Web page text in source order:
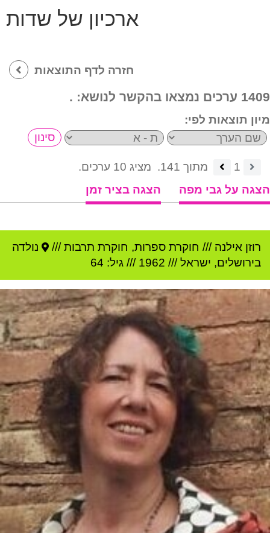
ארכיון של שדות
חזרה לדף התוצאות
1409 ערכים נמצאו בהקשר לנושא: .
מיון תוצאות לפי:
1 מתוך 141.
מציג 10 ערכים.
הצגה על גבי מפה
הצגה בציר זמן
רוזן אילנה /// חוקרת ספרות, חוקרת תרבות ///
נולדה
בירושלים, ישראל///
1962 /// גיל: 64